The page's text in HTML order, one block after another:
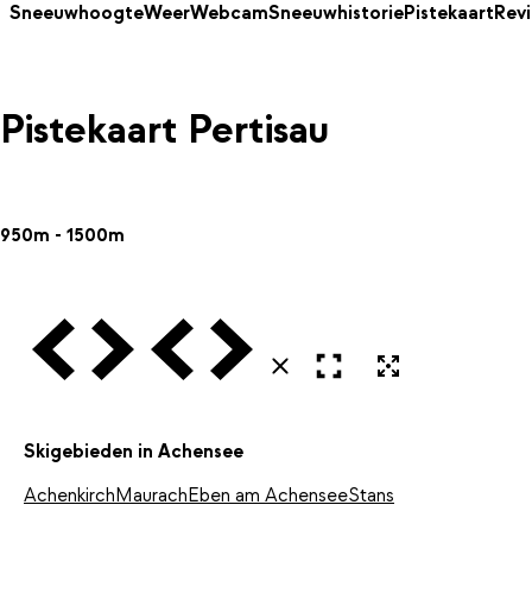
SneeuwhoogteWeerWebcamSneeuwhistoriePistekaart
Pistekaart Pertisau
950m - 1500m
Vorige VolgendeVorige Volgende
SluitenOpen in volledig scherm
Skigebieden in Achensee
AchenkirchMaurachEben am AchenseeStans